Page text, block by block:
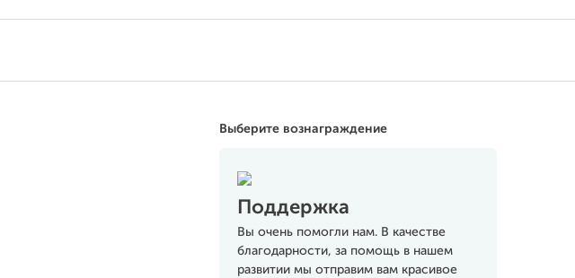
Выберите вознаграждение
Поддержка
Вы очень помогли нам. В качестве
благодарности, за помощь в нашем
развитии мы отправим вам красивое